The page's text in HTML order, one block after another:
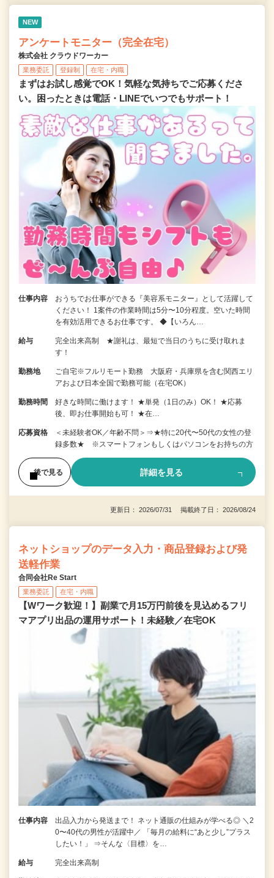
NEW
アンケートモニター（完全在宅）
株式会社 クラウドワーカー
業務委託 登録制 在宅・内職
まずはお試し感覚でOK！気軽な気持ちでご応募くださ
い。困ったときは電話・LINEでいつでもサポート！
仕事内容
おうちでお仕事ができる『美容系モニター』として活躍して
ください！ 1案件の作業時間は5分〜10分程度。空いた時間
を有効活用できるお仕事です。 ◆【いろん…
給与
完全出来高制 ★謝礼は、最短で当日のうちに受け取れま
す！
勤務地
ご自宅※フルリモート勤務 大阪府・兵庫県を含む関西エリ
アおよび日本全国で勤務可能（在宅OK）
勤務時間
好きな時間に働けます！ ★単発（1日のみ）OK！ ★応募
後、即お仕事開始も可！ ★在…
応募資格
＜未経験者OK／年齢不問＞⇒★特に20代〜50代の女性の登
録多数★ ※スマートフォンもしくはパソコンをお持ちの方
後で見る 詳細を見る
更新日： 2026/07/31 掲載終了日： 2026/08/24
ネットショップのデータ入力・商品登録および発
送軽作業
合同会社Re Start
業務委託 在宅・内職
【Wワーク歓迎！】副業で月15万円前後を見込めるフリ
マアプリ出品の運用サポート！未経験／在宅OK
仕事内容
出品入力から発送まで！ ネット通販の仕組みが学べる◎ ＼2
0〜40代の男性が活躍中／ 「毎月の給料に“あと少し”プラス
したい！」 ⇒そんな〈目標〉を…
給与 完全出来高制